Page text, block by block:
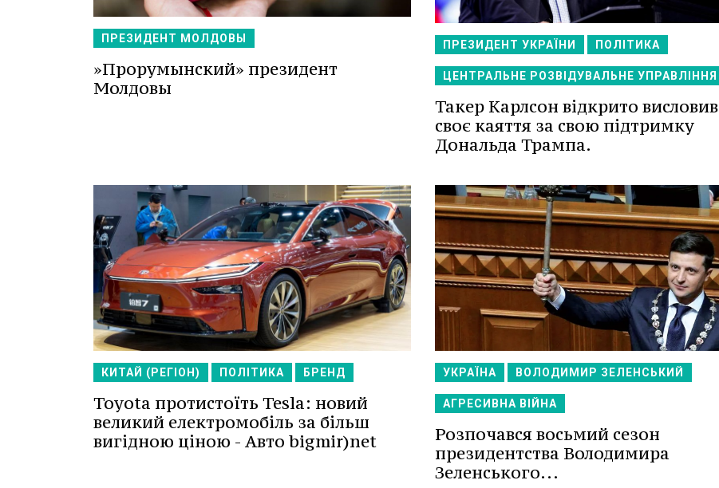
ПРЕЗИДЕНТ МОЛДОВЫ
»Прорумынский» президент
Молдовы
ПРЕЗИДЕНТ УКРАЇНИ ПОЛІТИКА
ЦЕНТРАЛЬНЕ РОЗВІДУВАЛЬНЕ УПРАВЛІННЯ
Такер Карлсон відкрито висловив
своє каяття за свою підтримку
Дональда Трампа.
КИТАЙ (РЕГІОН) ПОЛІТИКА БРЕНД
Toyota протистоїть Tesla: новий
великий електромобіль за більш
вигідною ціною - Авто bigmir)net
УКРАЇНА ВОЛОДИМИР ЗЕЛЕНСЬКИЙ
АГРЕСИВНА ВІЙНА
Розпочався восьмий сезон
президентства Володимира
Зеленського...